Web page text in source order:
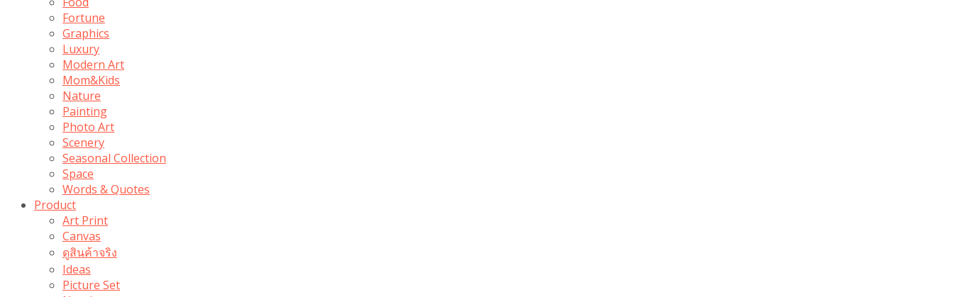
Fortune
Graphics
Luxury
Modern Art
Mom&Kids
Nature
Painting
Photo Art
Scenery
Seasonal Collection
Space
Words & Quotes
Product
Art Print
Canvas
ดูสินค้าจริง
Ideas
Picture Set